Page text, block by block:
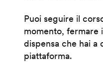
Puoi seguire il
momento, fermare
dispensa che hai a
piattaforma.